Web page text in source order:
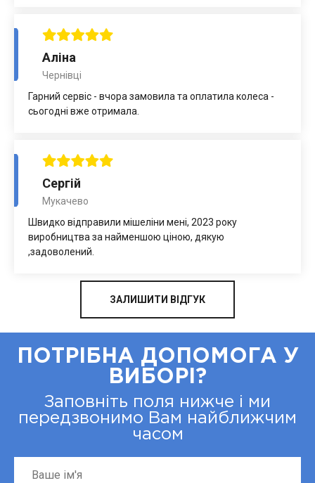
Аліна
Чернівці
Гарний сервіс - вчора замовила та оплатила колеса -
сьогодні вже отримала.
Сергій
Мукачево
Швидко відправили мішеліни мені, 2023 року
виробництва за найменшою ціною, дякую
,задоволений.
ЗАЛИШИТИ ВІДГУК
ПОТРІБНА ДОПОМОГА У
ВИБОРІ?
Заповніть поля нижче і ми
передзвонимо Вам найближчим
часом